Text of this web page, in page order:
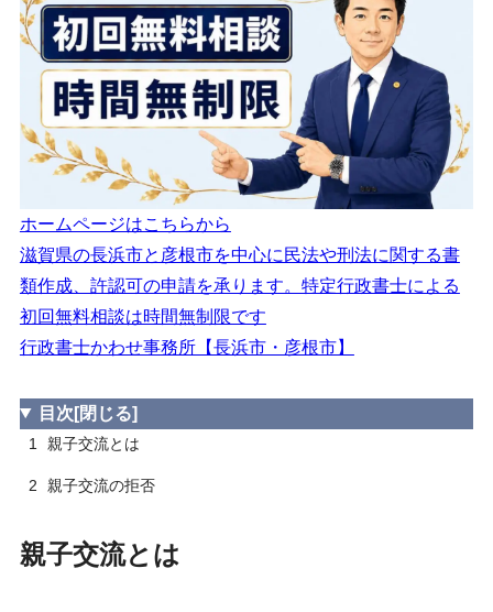
ホームページはこちらから
滋賀県の長浜市と彦根市を中心に民法や刑法に関する書
類作成、許認可の申請を承ります。特定行政書士による
初回無料相談は時間無制限です
行政書士かわせ事務所【長浜市・彦根市】
目次 [閉じる]
1 親子交流とは
2 親子交流の拒否
親子交流とは